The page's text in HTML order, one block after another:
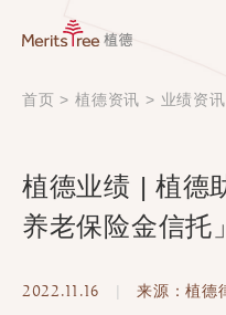
首页 > 植德资讯 > 业绩资讯
植德业绩 | 植德
养老保险金信托
2022.11.16 | 来源：植德